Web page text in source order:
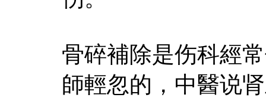
骨碎補除是伤科經
師輕忽的，中醫说